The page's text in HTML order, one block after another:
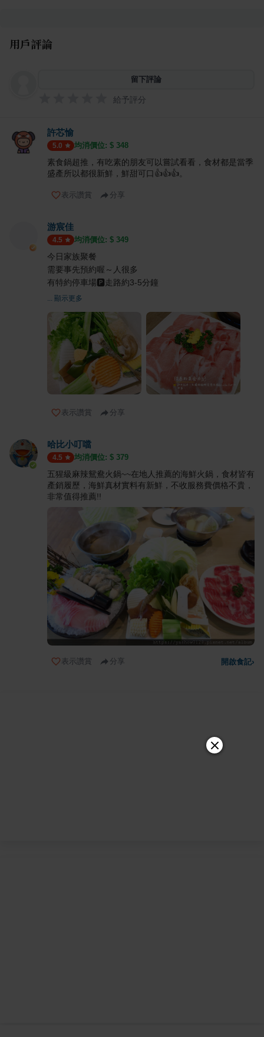
用戶評論
留下評論
給予評分
許芯愉
5.0 均消價位: $ 348
素食鍋超推，有吃素的朋友可以嘗試看看，食材都是當季
盛產所以都很新鮮，鮮甜可口👍👍👍。
表示讚賞 分享
游宸佳
4.5 均消價位: $ 349
今日家族聚餐
需要事先預約喔～人很多
有特約停車場🅿️走路約3-5分鐘
... 顯示更多
表示讚賞 分享
哈比小叮噹
4.5 均消價位: $ 379
五猩級麻辣鴛鴦火鍋~~在地人推薦的海鮮火鍋，食材皆有
產銷履歷，海鮮真材實料有新鮮，不收服務費價格不貴，
非常值得推薦!!
表示讚賞 分享 開啟食記›